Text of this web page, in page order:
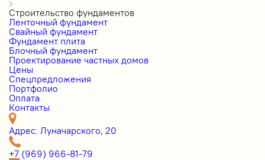
Строительство фундаментов
Ленточный фундамент
Свайный фундамент
Фундамент плита
Блочный фундамент
Проектирование частных домов
Цены
Cпецпредложения
Портфолио
Оплата
Контакты
Адрес: Луначарского, 20
+7 (969) 966-81-79